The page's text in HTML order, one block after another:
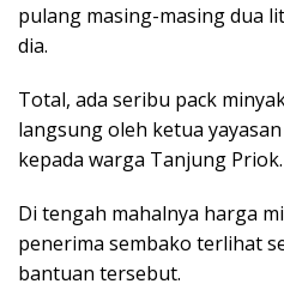
pulang masing-masing dua
dia.
Total, ada seribu pack
langsung oleh ketua
kepada warga Tanjung Priok.
Di tengah mahalnya harga
penerima sembako terlihat
bantuan tersebut.